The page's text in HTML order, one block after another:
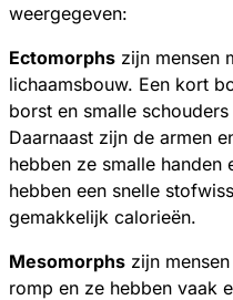
weergegeven:
Ectomorphs zijn mensen
lichaamsbouw. Een kort
borst en smalle
Daarnaast zijn de armen
hebben ze smalle handen
hebben een snelle
gemakkelijk calorieën.
Mesomorphs zijn
romp en ze hebben vaak